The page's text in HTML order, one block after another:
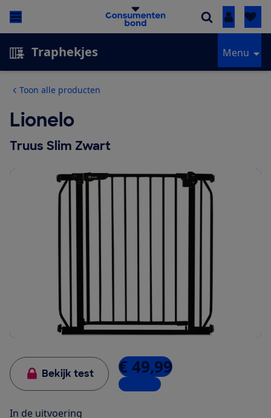
Inloggen
Traphekjes Menu
Toon alle producten
Lionelo
Truus Slim Zwart
Bekijk test € 49,99
2 winkels
In de uitvoering